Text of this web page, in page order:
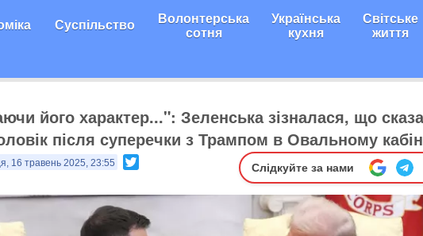
Суспільство Волонтерська
сотня
Українська
кухня
Світське
життя
його характер...": Зеленська зізналася, що
після суперечки з Трампом в Овальному
16 травень 2025, 23:55 Слідкуйте за нами